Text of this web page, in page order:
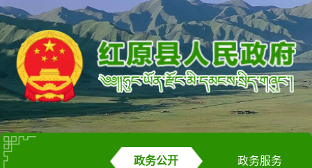
政务公开 政务服务